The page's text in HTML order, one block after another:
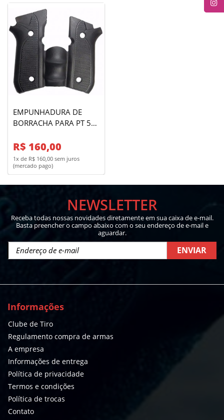
EMPUNHADURA DE
BORRACHA PARA PT 58
R$ 160,00
1x de R$ 160,00 sem juros
(mercado pago)
NEWSLETTER
Receba todas nossas novidades diretamente em sua caixa de e-mail.
Basta preencher o campo abaixo com o seu endereço de e-mail e
aguardar.
ENVIAR
Informações
Clube de Tiro
Regulamento compra de armas
A empresa
Informações de entrega
Política de privacidade
Termos e condições
Política de trocas
Contato